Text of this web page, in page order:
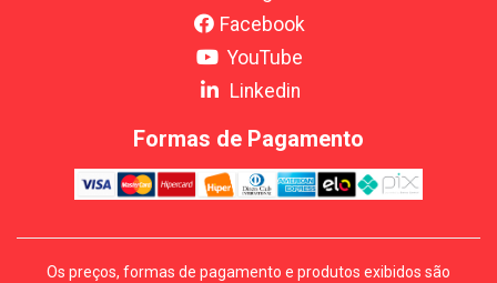
Facebook
YouTube
Linkedin
Formas de Pagamento
Os preços, formas de pagamento e produtos exibidos são